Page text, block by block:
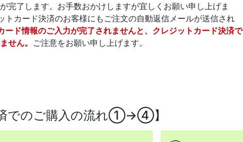
完了します。お手数おかけしますが宜しくお願い申し上げま
カード決済のお客様にもご注文の自動返信メールが送信され
ド情報のご入力が完了されませんと、クレジットカード決済で
せん。 ご注意をお願い申し上げます。
済でのご購入の流れ①→④】